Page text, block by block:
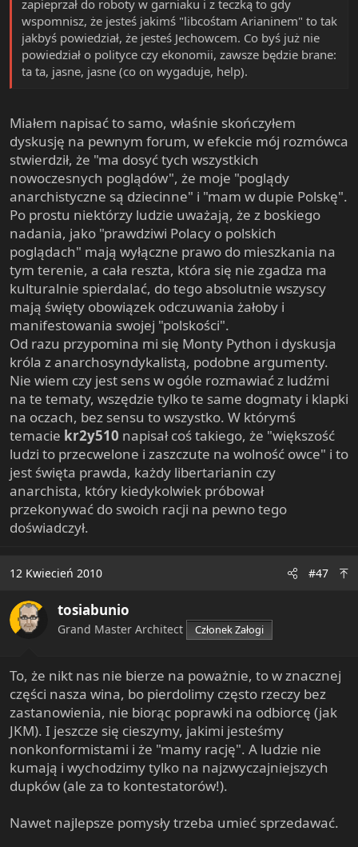
zapieprzał do roboty w garniaku i z teczką to gdy
wspomnisz, że jesteś jakimś "libcośtam Arianinem" to tak
jakbyś powiedział, że jesteś Jechowcem. Co byś już nie
powiedział o polityce czy ekonomii, zawsze będzie brane:
ta ta, jasne, jasne (co on wygaduje, help).
Miałem napisać to samo, właśnie skończyłem
dyskusję na pewnym forum, w efekcie mój rozmówca
stwierdził, że "ma dosyć tych wszystkich
nowoczesnych poglądów", że moje "poglądy
anarchistyczne są dziecinne" i "mam w dupie Polskę".
Po prostu niektórzy ludzie uważają, że z boskiego
nadania, jako "prawdziwi Polacy o polskich
poglądach" mają wyłączne prawo do mieszkania na
tym terenie, a cała reszta, która się nie zgadza ma
kulturalnie spierdalać, do tego absolutnie wszyscy
mają święty obowiązek odczuwania żałoby i
manifestowania swojej "polskości".
Od razu przypomina mi się Monty Python i dyskusja
króla z anarchosyndykalistą, podobne argumenty.
Nie wiem czy jest sens w ogóle rozmawiać z ludźmi
na te tematy, wszędzie tylko te same dogmaty i klapki
na oczach, bez sensu to wszystko. W którymś
temacie kr2y510 napisał coś takiego, że "większość
ludzi to przecwelone i zaszczute na wolność owce" i to
jest święta prawda, każdy libertarianin czy
anarchista, który kiedykolwiek próbował
przekonywać do swoich racji na pewno tego
doświadczył.
12 Kwiecień 2010 #47
tosiabunio
Grand Master Architect Członek Załogi
To, że nikt nas nie bierze na poważnie, to w znacznej
części nasza wina, bo pierdolimy często rzeczy bez
zastanowienia, nie biorąc poprawki na odbiorcę (jak
JKM). I jeszcze się cieszymy, jakimi jesteśmy
nonkonformistami i że "mamy rację". A ludzie nie
kumają i wychodzimy tylko na najzwyczajniejszych
dupków (ale za to kontestatorów!).
Nawet najlepsze pomysły trzeba umieć sprzedawać.